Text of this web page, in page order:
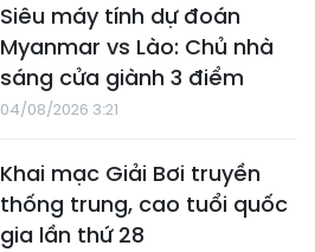
Siêu máy tính dự đoán
Myanmar vs Lào: Chủ nhà
sáng cửa giành 3 điểm
04/08/2026 3:21
Khai mạc Giải Bơi truyền
thống trung, cao tuổi quốc
gia lần thứ 28